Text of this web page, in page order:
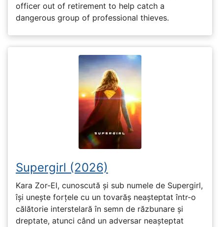
officer out of retirement to help catch a
dangerous group of professional thieves.
Supergirl (2026)
Kara Zor-El, cunoscută și sub numele de Supergirl,
își unește forțele cu un tovarăș neașteptat într-o
călătorie interstelară în semn de răzbunare și
dreptate, atunci când un adversar neașteptat